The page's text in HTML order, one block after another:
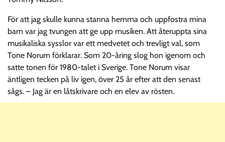
För att jag skulle kunna stanna hemma och uppfostra mina
barn var jag tvungen att ge upp musiken. Att återuppta sina
musikaliska sysslor var ett medvetet och trevligt val, som
Tone Norum förklarar. Som 20-åring slog hon igenom och
satte tonen för 1980-talet i Sverige. Tone Norum visar
äntligen tecken på liv igen, över 25 år efter att den senast
sågs. – Jag är en låtskrivare och en elev av rösten.